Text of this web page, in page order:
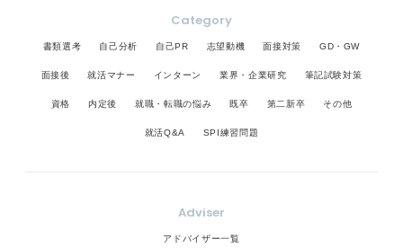
Category
書類選考 自己分析 自己PR 志望動機 面接対策 GD・GW
面接後 就活マナー インターン 業界・企業研究 筆記試験対策
資格 内定後 就職・転職の悩み 既卒 第二新卒 その他
就活Q&A SPI練習問題
Adviser
アドバイザー一覧